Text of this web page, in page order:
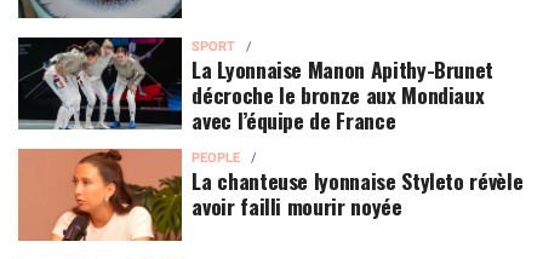
SPORT
La Lyonnaise Manon Apithy-Brunet
décroche le bronze aux Mondiaux
avec l’équipe de France
PEOPLE
La chanteuse lyonnaise Styleto révèle
avoir failli mourir noyée